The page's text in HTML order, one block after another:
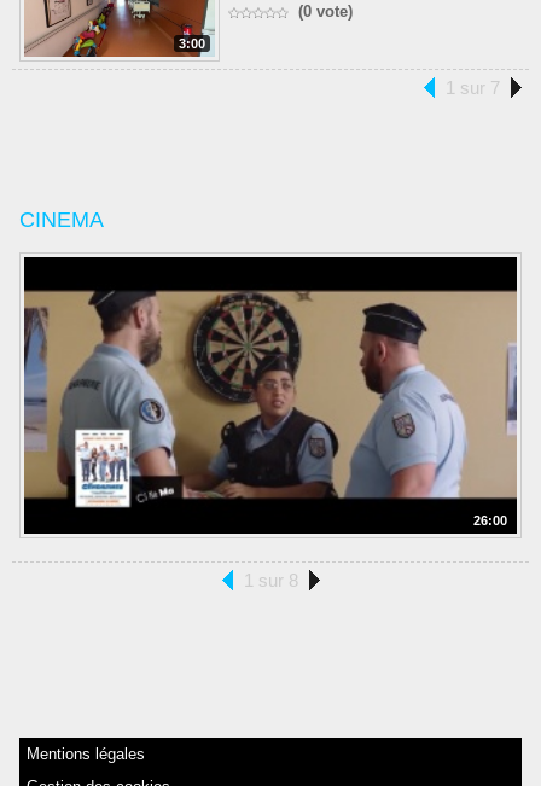
3:00
(0 vote)
1 sur 7
CINEMA
26:00
1 sur 8
Mentions légales